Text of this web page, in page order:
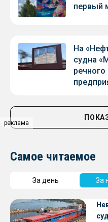
реклама
первый
На
судна
Самое читаемое
За день За